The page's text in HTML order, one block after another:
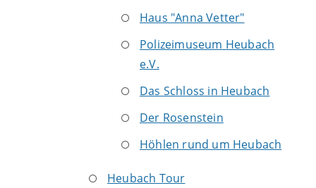
Haus "Anna Vetter"
Polizeimuseum Heubach
e.V.
Das Schloss in Heubach
Der Rosenstein
Höhlen rund um Heubach
Heubach Tour